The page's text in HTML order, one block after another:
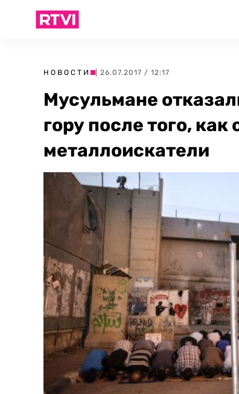
НОВОСТИ | 26.07.2017 / 12:17
Мусульмане
гору после того, как
металлоискатели